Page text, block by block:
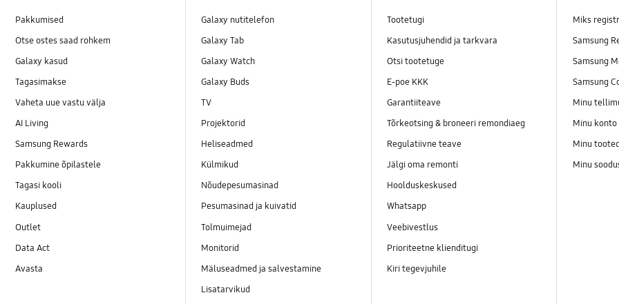
Pakkumised
Otse ostes saad rohkem
Galaxy kasud
Tagasimakse
Vaheta uue vastu välja
AI Living
Samsung Rewards
Pakkumine õpilastele
Tagasi kooli
Kauplused
Outlet
Data Act
Avasta
Galaxy nutitelefon
Galaxy Tab
Galaxy Watch
Galaxy Buds
TV
Projektorid
Heliseadmed
Külmikud
Nõudepesumasinad
Pesumasinad ja kuivatid
Tolmuimejad
Monitorid
Mäluseadmed ja salvestamine
Lisatarvikud
Tootetugi
Kasutusjuhendid ja tarkvara
Otsi tootetuge
E-poe KKK
Garantiiteave
Tõrkeotsing & broneeri remondiaeg
Regulatiivne teave
Jälgi oma remonti
Hoolduskeskused
Whatsapp
Veebivestlus
Prioriteetne klienditugi
Kiri tegevjuhile
Miks
Samsung
Samsung
Samsung
Minu
Minu konto
Minu
Minu